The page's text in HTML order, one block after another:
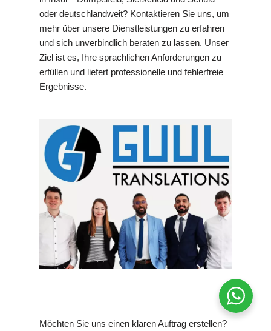
oder deutschlandweit? Kontaktieren Sie uns, um
mehr über unsere Dienstleistungen zu erfahren
und sich unverbindlich beraten zu lassen. Unser
Ziel ist es, Ihre sprachlichen Anforderungen zu
erfüllen und liefert professionelle und fehlerfreie
Ergebnisse.
Möchten Sie uns einen klaren Auftrag erstellen?